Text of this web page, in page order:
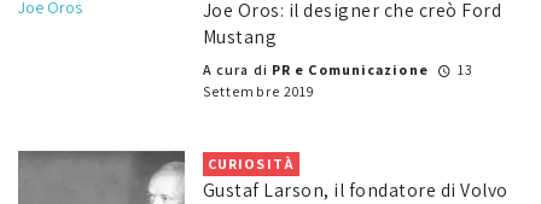
Joe Oros: il designer che creò Ford
Mustang
A cura di PR e Comunicazione
13
Settembre 2019
CURIOSITÀ
Gustaf Larson, il fondatore di Volvo